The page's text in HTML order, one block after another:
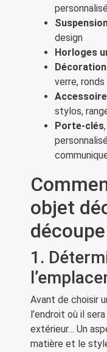
design
Horloges
verre,
stylos,
Porte-clés
objet
1.
Avant de choisir
l’endroit où il
extérieur… Un
matière et le